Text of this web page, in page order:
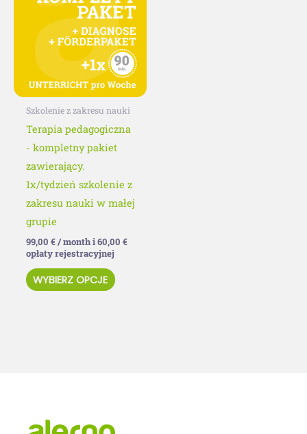
Szkolenie z zakresu nauki
Terapia pedagogiczna
- kompletny pakiet
zawierający.
1x/tydzień szkolenie z
zakresu nauki w małej
grupie
99,00 €/ month i60,00 €
opłaty rejestracyjnej
WYBIERZ OPCJE
ma
wiele
wariantów.
Opcje
można